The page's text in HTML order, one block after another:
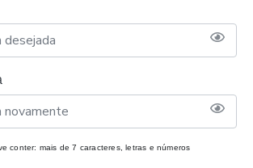
conter: mais de 7 caracteres, letras e números